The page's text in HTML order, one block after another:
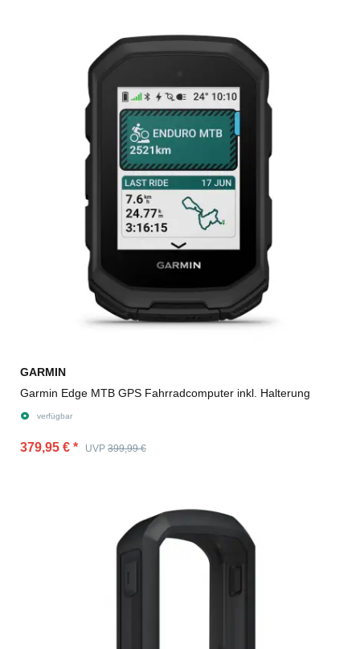
GARMIN
Garmin Edge MTB GPS Fahrradcomputer inkl. Halterung
verfügbar
379,95 € * UVP 399,99 €